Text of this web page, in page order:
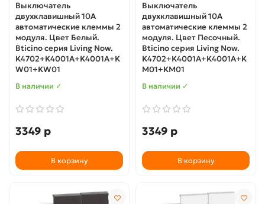
Выключатель
двухклавишный 10А
автоматические клеммы 2
модуля. Цвет Белый.
Bticino серия Living Now.
K4702+K4001A+K4001A+K
W01+KW01
В наличии ✓
3349 р
В корзину
Выключатель
двухклавишный 10А
автоматические клеммы 2
модуля. Цвет Песочный.
Bticino серия Living Now.
K4702+K4001A+K4001A+K
M01+KM01
В наличии ✓
3349 р
В корзину